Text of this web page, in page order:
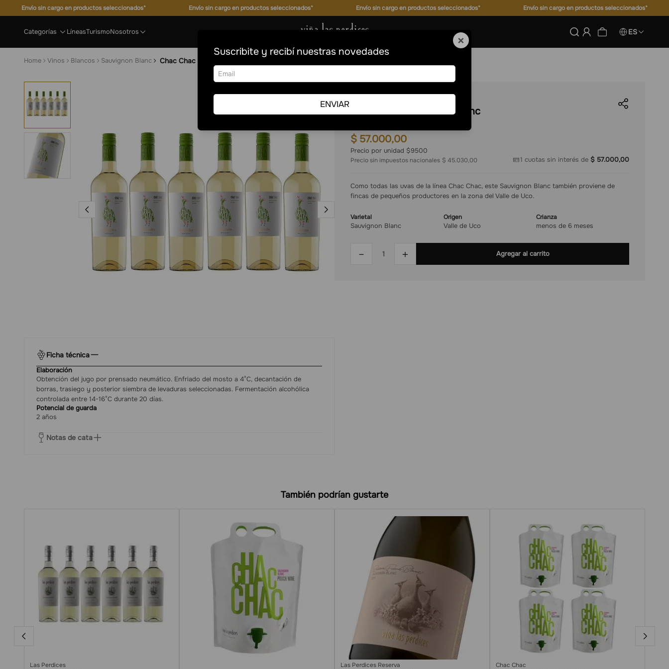
Envío sin cargo en productos seleccionados* Envío sin cargo en productos seleccionados* Envío sin cargo en productos seleccionados* Envío sin cargo en productos seleccionados*
Categorías LíneasTurismoNosotros ES
Vinos Blancos Sauvignon Blanc Chac Chac Sauvignon Blanc
Ficha técnica
Elaboración
Obtención del jugo por prensado neumático. Enfriado del mosto a 4°C, decantación de
borras, trasiego y posterior siembra de levaduras seleccionadas. Fermentación alcohólica
controlada entre 14-16°C durante 20 días.
Potencial de guarda
2 años
Notas de cata
Chac Chac Sauvignon Blanc
$ 57.000,00
Precio por unidad $9500
Precio sin impuestos nacionales $ 45.030,00 1 cuotas sin interés de $ 57.000,00
Como todas las uvas de la línea Chac Chac, este Sauvignon Blanc también proviene de
fincas de pequeños productores en la zona del Valle de Uco.
Varietal
Sauvignon Blanc
Origen
Valle de Uco
Crianza
menos de 6 meses
＋
－ Agregar al carrito
También podrían gustarte
Las Perdices Las Perdices Reserva Chac Chac
×
Suscribite y recibí nuestras novedades
ENVIAR